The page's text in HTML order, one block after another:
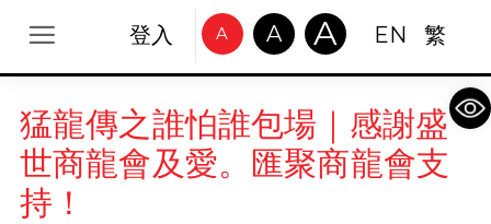
登入 A A A EN 繁
猛龍傳之誰怕誰包場｜感謝盛
世商龍會及愛。匯聚商龍會支
持！